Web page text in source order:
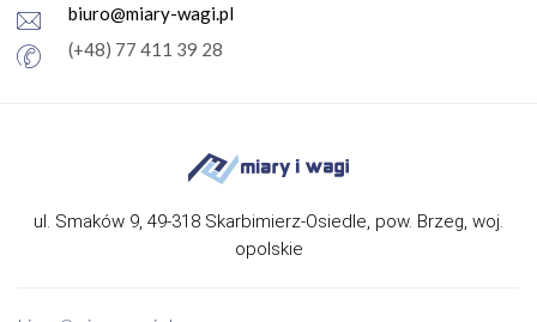
biuro@miary-wagi.pl
(+48) 77 411 39 28
ul. Smaków 9, 49-318 Skarbimierz-Osiedle, pow. Brzeg, woj.
opolskie